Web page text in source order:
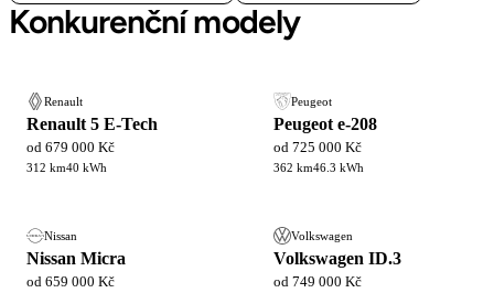
Konkurenční modely
Renault
Renault 5 E-Tech
od 679 000 Kč
312 km40 kWh
Peugeot
Peugeot e-208
od 725 000 Kč
362 km46.3 kWh
Nissan
Nissan Micra
od 659 000 Kč
Volkswagen
Volkswagen ID.3
od 749 000 Kč